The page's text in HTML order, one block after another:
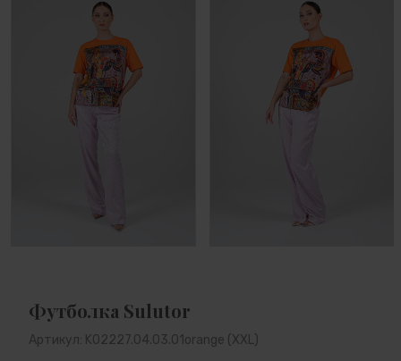
Футболка Sulutor
Артикул: K02227.04.03.01orange (XXL)